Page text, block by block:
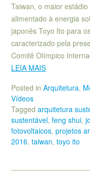
Taiwan, o maior
alimentado à energia
japonês Toyo Ito para
caracterizado pela
Comitê Olímpico
LEIA MAIS
Posted in Arquitetura,
Vídeos
Tagged arquitetura
sustentável, feng shui,
fotovoltaicos, projetos
2016, taiwan, toyo ito